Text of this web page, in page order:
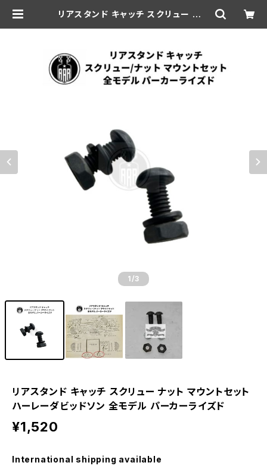
リアスタンド キャッチ スクリュー ナッ
1 /3
リアスタンド キャッチ スクリュー ナット マウントセット
ハーレーダビッドソン 全モデル パーカーライズド
¥1,520
International shipping available